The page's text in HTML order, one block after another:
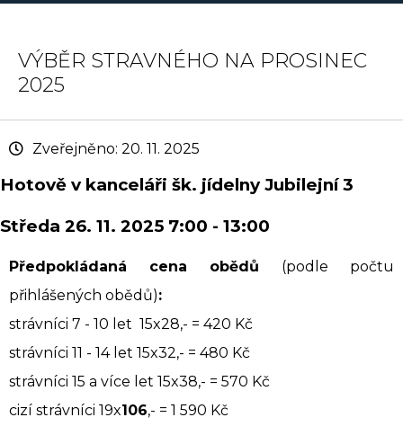
VÝBĚR STRAVNÉHO NA PROSINEC
2025
Zveřejněno: 20. 11. 2025
Hotově v kanceláři šk. jídelny Jubilejní 3
Středa 26. 11. 2025 7:00 - 13:00
Předpokládaná cena obědů (podle počtu
přihlášených obědů):
strávníci 7 - 10 let 15x28,- = 420 Kč
strávníci 11 - 14 let 15x32,- = 480 Kč
strávníci 15 a více let 15x38,- = 570 Kč
cizí strávníci 19x106,- = 1 590 Kč